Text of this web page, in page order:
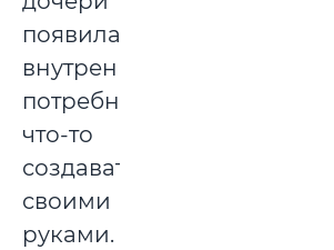
появилась
внутренняя
потребность
что-то
создавать
своими
руками.